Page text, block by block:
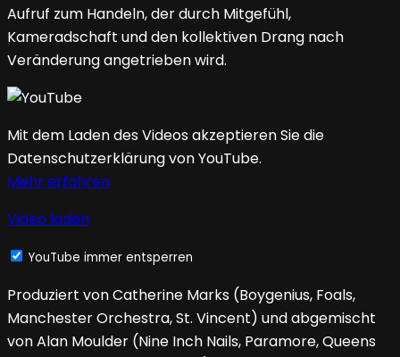
Aufruf zum Handeln, der durch Mitgefühl,
Kameradschaft und den kollektiven Drang nach
Veränderung angetrieben wird.
Mit dem Laden des Videos akzeptieren Sie die
Datenschutzerklärung von YouTube.
Mehr erfahren
Video laden
YouTube immer entsperren
Produziert von Catherine Marks (Boygenius, Foals,
Manchester Orchestra, St. Vincent) und abgemischt
von Alan Moulder (Nine Inch Nails, Paramore, Queens